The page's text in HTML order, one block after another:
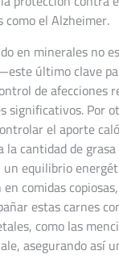
el Alzheimer.
en minerales no
último clave
de
significativos. Por
el aporte
cantidad de
equilibrio
comidas
estas carnes
como las
asegurando así